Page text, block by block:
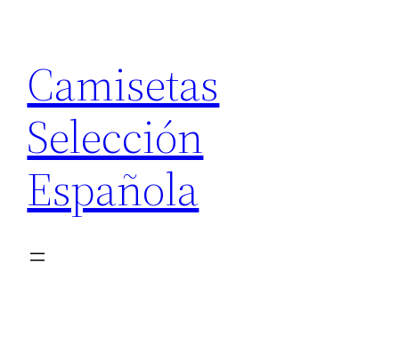
contenido
Camisetas
Selección
Española